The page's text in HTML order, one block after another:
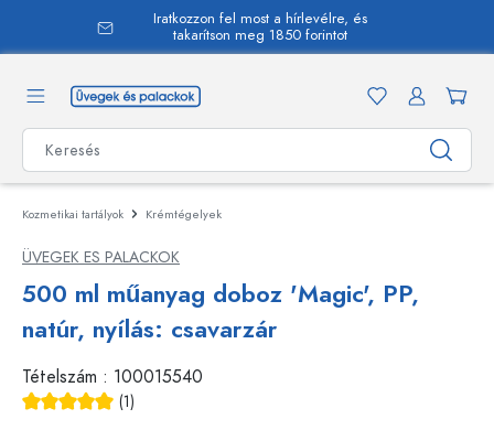
Iratkozzon fel most a hírlevélre, és
takarítson meg 1850 forintot
Kozmetikai tartályok Krémtégelyek
ÜVEGEK ES PALACKOK
500 ml műanyag doboz 'Magic', PP,
natúr, nyílás: csavarzár
Tételszám : 100015540
(1)